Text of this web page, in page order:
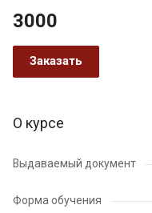
3000
Заказать
О курсе
Выдаваемый документ
Форма обучения